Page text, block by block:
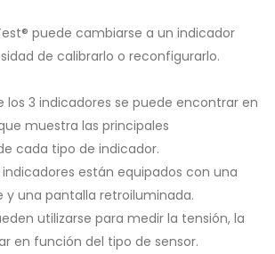
puede cambiarse a un indicador
de calibrarlo o reconfigurarlo.
los 3 indicadores se puede encontrar en
muestra las principales
cada tipo de indicador.
están equipados con una
y una pantalla retroiluminada.
utilizarse para medir la tensión, la
en función del tipo de sensor.